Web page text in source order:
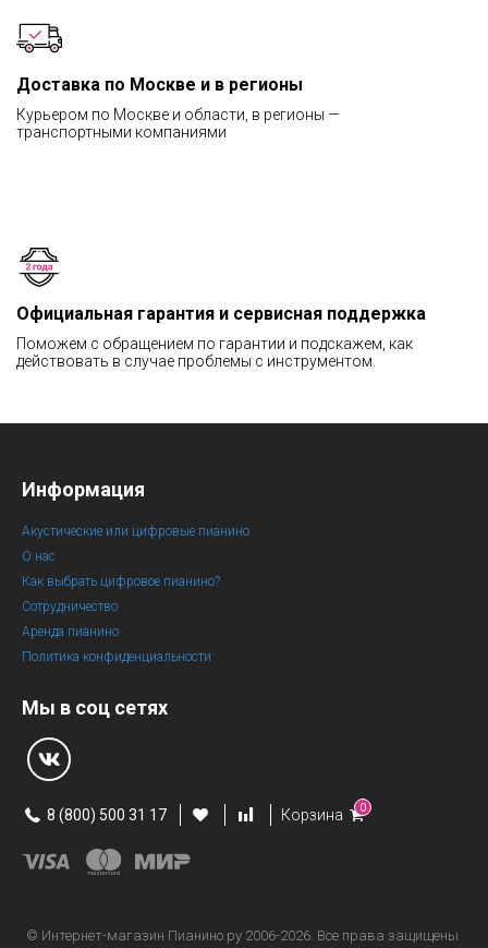
Доставка по Москве и в регионы
Курьером по Москве и области, в регионы —
транспортными компаниями
Официальная гарантия и сервисная поддержка
Поможем с обращением по гарантии и подскажем, как
действовать в случае проблемы с инструментом.
Информация
Акустические или цифровые пианино
О нас
Как выбрать цифровое пианино?
Сотрудничество
Аренда пианино
Политика конфиденциальности
Мы в соц сетях
8 (800) 500 31 17 Корзина 0
© Интернет-магазин Пианино.ру 2006-2026. Все права защищены